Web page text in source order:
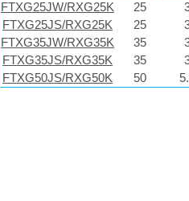
FTXG25JW/RXG25K
25
FTXG25JS/RXG25K
25
FTXG35JW/RXG35K
35
FTXG35JS/RXG35K
35
FTXG50JS/RXG50K
50